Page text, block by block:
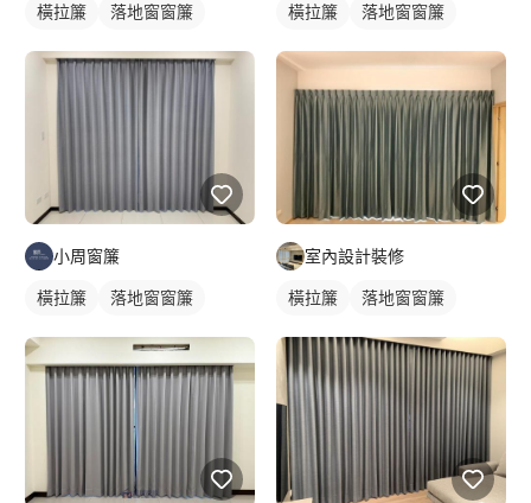
橫拉簾 落地窗窗簾
小周窗簾
橫拉簾 落地窗窗簾
橫拉簾 落地窗窗簾
室內設計裝修
橫拉簾 落地窗窗簾